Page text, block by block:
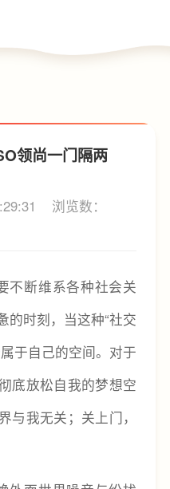
领尚一门隔两
浏览数：
断维系各种社会关
的时刻，当这种“社交
于自己的空间。对于
底放松自我的梦想空
与我无关；关上门，